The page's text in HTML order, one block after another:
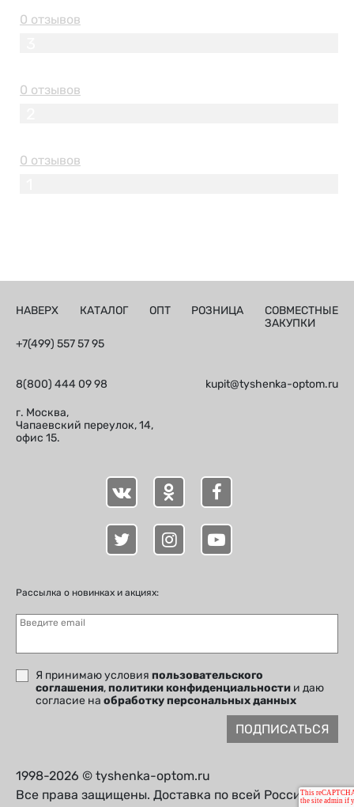
0 отзывов
0 отзывов
0 отзывов
НАВЕРХ КАТАЛОГ ОПТ РОЗНИЦА
СОВМЕСТНЫЕ
ЗАКУПКИ
+7(499) 557 57 95
8(800) 444 09 98 kupit@tyshenka-optom.ru
г. Москва,
Чапаевский переулок, 14,
офис 15.
Рассылка о новинках и акциях:
Введите email
Я принимаю условия пользовательского
соглашения,политики конфиденциальности и даю
согласие на обработку персональных данных
ПОДПИСАТЬСЯ
1998-2026 © tyshenka-optom.ru
Все права защищены. Доставка по всей России.